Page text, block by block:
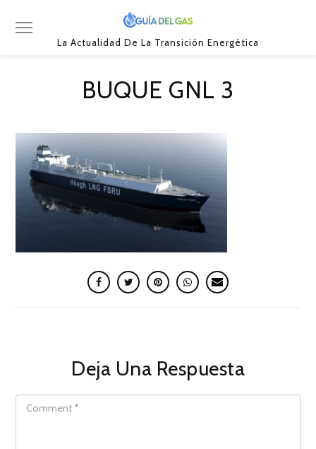
La Actualidad De La Transición Energética
BUQUE GNL 3
Deja Una Respuesta
COMMENT